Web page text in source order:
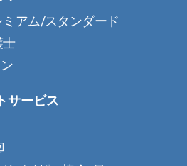
アム/スタンダード
士
サービス